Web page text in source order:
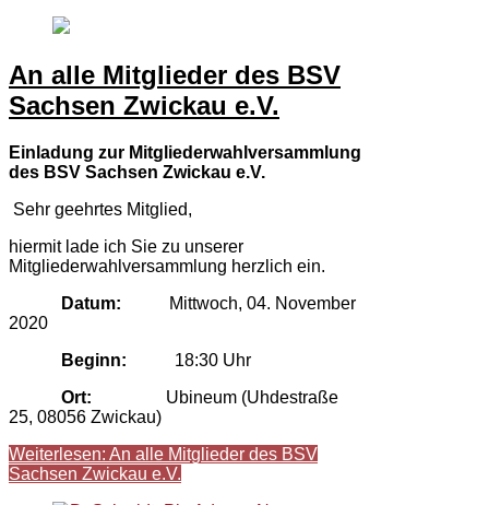
An alle Mitglieder des BSV
Sachsen Zwickau e.V.
Einladung zur Mitgliederwahlversammlung
des BSV Sachsen Zwickau e.V.
Sehr geehrtes Mitglied,
hiermit lade ich Sie zu unserer
Mitgliederwahlversammlung herzlich ein.
Datum: Mittwoch, 04. November
2020
Beginn: 18:30 Uhr
Ort: Ubineum (Uhdestraße
25, 08056 Zwickau)
Weiterlesen: An alle Mitglieder des BSV
Sachsen Zwickau e.V.